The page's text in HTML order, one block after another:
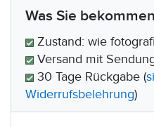
Was Sie bekommen
Zustand: wie
Versand mit
30 Tage Rückgabe (
Widerrufsbelehrung)